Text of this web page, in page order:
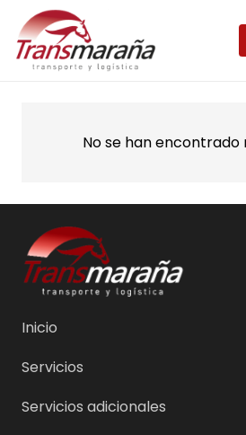
No se han encontrado
Inicio
Servicios
Servicios adicionales